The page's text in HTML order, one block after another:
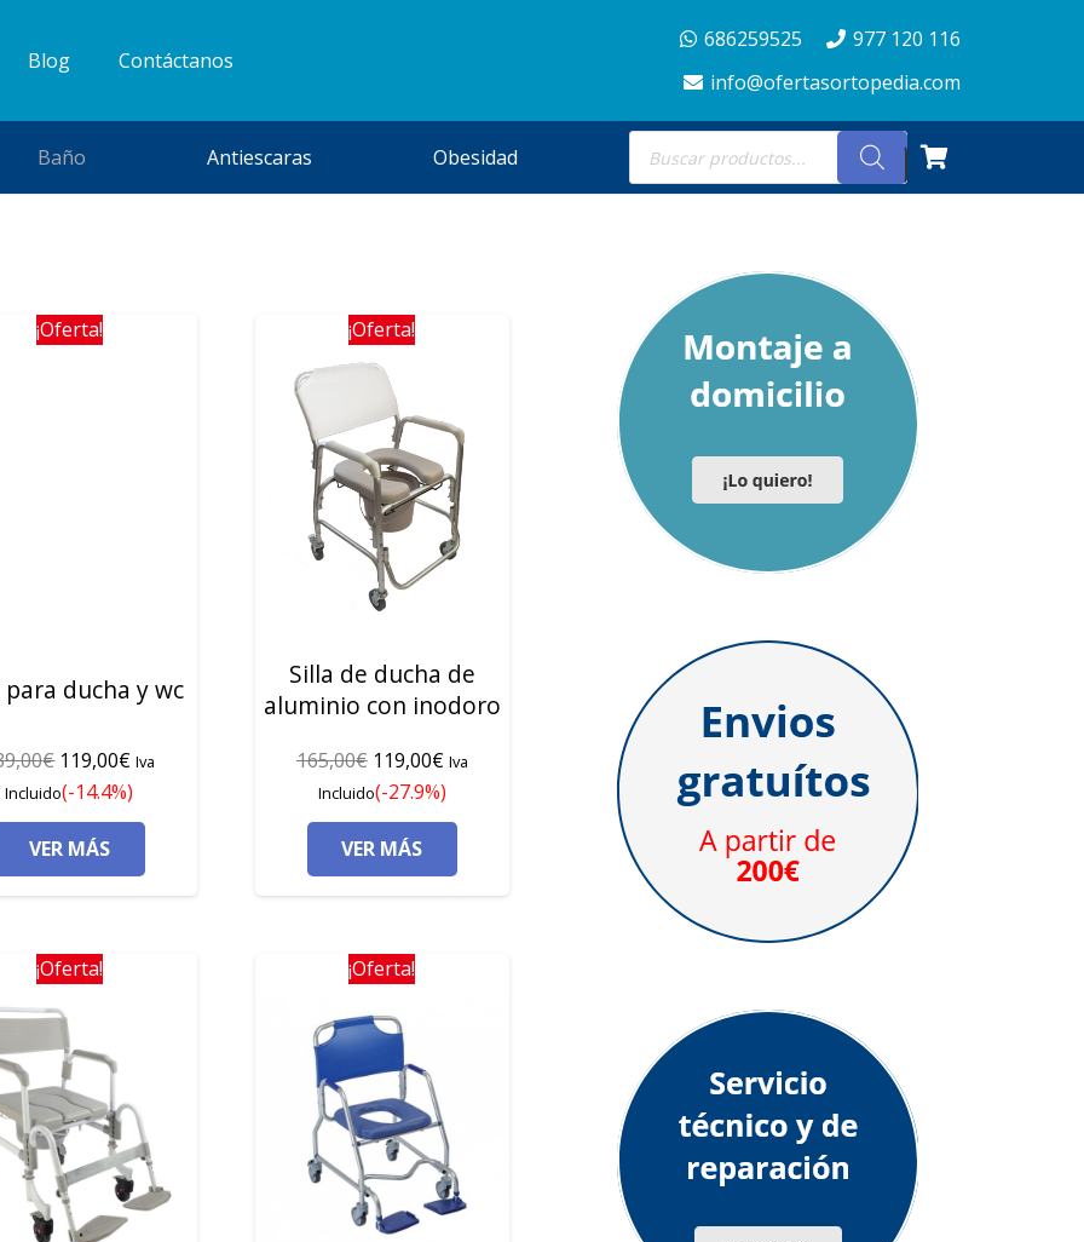
Blog Contáctanos
686259525
977 120 116
info@ofertasortopedia.com
Baño Antiescaras Obesidad
Búsqueda
de
productos
¡Oferta!
para ducha y wc
€ El
precio
original
era:
139,00€.
119,00€El
precio
actual
119,00€.
Iva
Incluido(-14.4%)
VER MÁS
¡Oferta!
Silla de ducha de
aluminio con inodoro
165,00€ El
precio
original
era:
165,00€.
119,00€El
precio
actual
119,00€.
Iva
Incluido(-27.9%)
VER MÁS
¡Oferta! ¡Oferta!